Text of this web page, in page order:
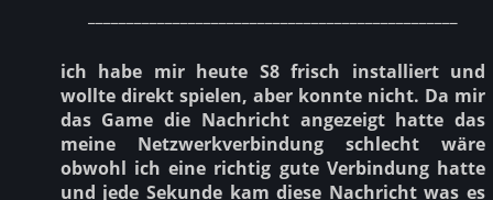
ich habe mir heute S8 frisch installiert und
wollte direkt spielen, aber konnte nicht. Da mir
das Game die Nachricht angezeigt hatte das
meine Netzwerkverbindung schlecht wäre
obwohl ich eine richtig gute Verbindung hatte
und jede Sekunde kam diese Nachricht was es